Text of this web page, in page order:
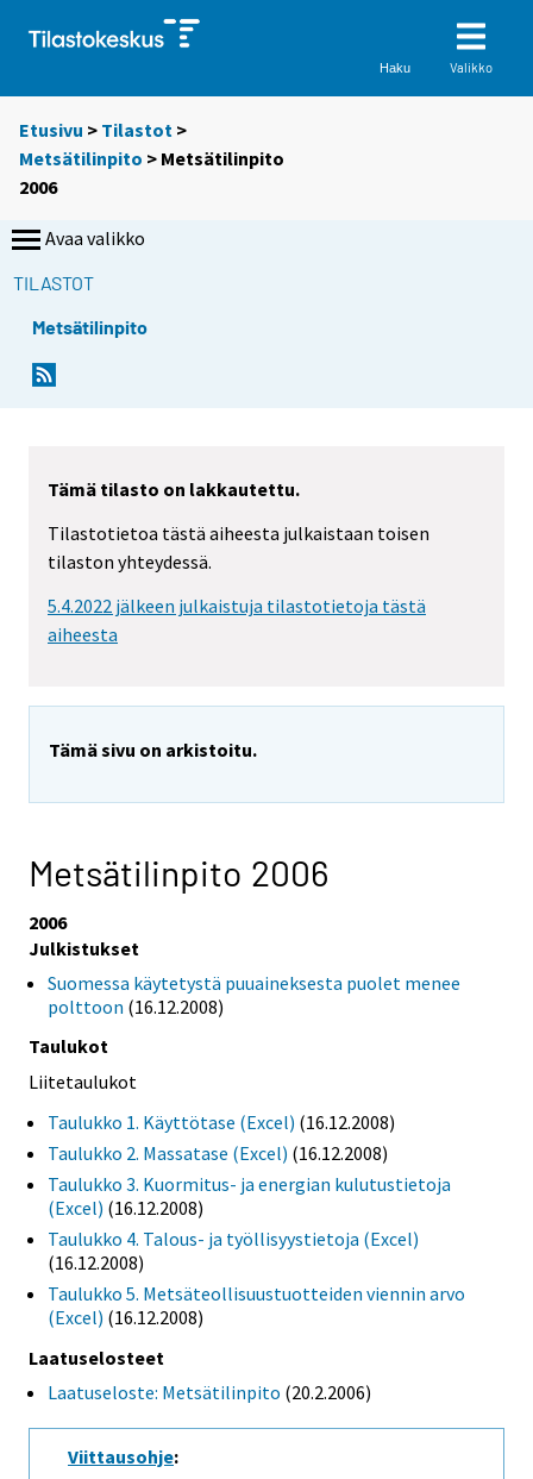
Haku Valikko
Etusivu > Tilastot >
Metsätilinpito > Metsätilinpito
2006
Avaa valikko
TILASTOT
Metsätilinpito
Tämä tilasto on lakkautettu.
Tilastotietoa tästä aiheesta julkaistaan toisen
tilaston yhteydessä.
5.4.2022 jälkeen julkaistuja tilastotietoja tästä
aiheesta
Tämä sivu on arkistoitu.
Metsätilinpito 2006
2006
Julkistukset
Suomessa käytetystä puuaineksesta puolet menee
polttoon (16.12.2008)
Taulukot
Liitetaulukot
Taulukko 1. Käyttötase (Excel) (16.12.2008)
Taulukko 2. Massatase (Excel) (16.12.2008)
Taulukko 3. Kuormitus- ja energian kulutustietoja
(Excel) (16.12.2008)
Taulukko 4. Talous- ja työllisyystietoja (Excel)
(16.12.2008)
Taulukko 5. Metsäteollisuustuotteiden viennin arvo
(Excel) (16.12.2008)
Laatuselosteet
Laatuseloste: Metsätilinpito (20.2.2006)
Viittausohje: